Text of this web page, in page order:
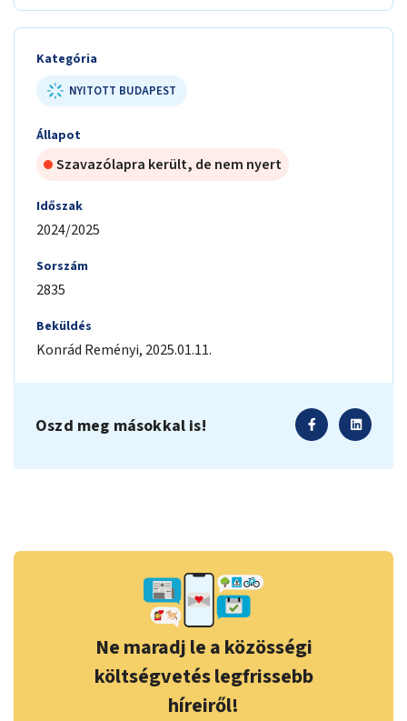
Kategória
NYITOTT BUDAPEST
Állapot
Szavazólapra került, de nem nyert
Időszak
2024/2025
Sorszám
2835
Beküldés
Konrád Reményi, 2025.01.11.
Oszd meg másokkal is!
Ne maradj le a közösségi
költségvetés legfrissebb
híreiről!